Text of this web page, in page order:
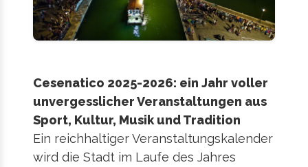
Cesenatico 2025-2026: ein Jahr voller
unvergesslicher Veranstaltungen aus
Sport, Kultur, Musik und Tradition
Ein reichhaltiger Veranstaltungskalender
wird die Stadt im Laufe des Jahres